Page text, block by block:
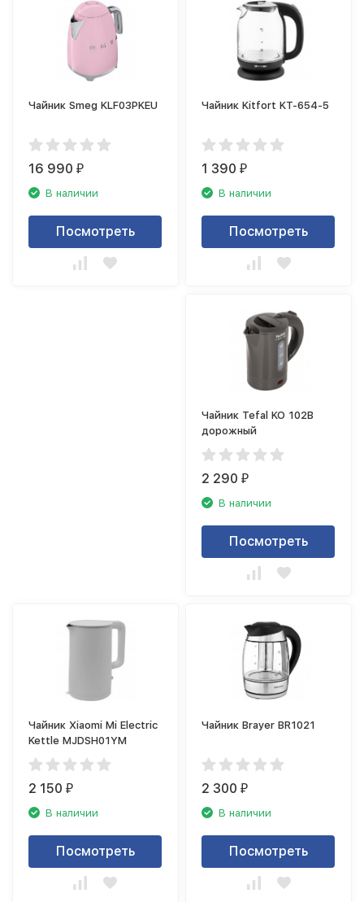
Чайник Smeg KLF03PKEU
16 990₽
В наличии
Посмотреть
Чайник Kitfort KT-654-5
1 390₽
В наличии
Посмотреть
Чайник Tefal KO 102В
дорожный
2 290₽
В наличии
Посмотреть
Чайник Xiaomi Mi Electric
Kettle MJDSH01YM
2 150₽
В наличии
Посмотреть
Чайник Brayer BR1021
2 300₽
В наличии
Посмотреть